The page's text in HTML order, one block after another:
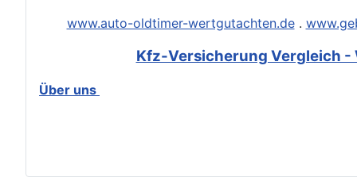
www.auto-oldtimer-wertgutachten.de.
Kfz-Versicherung Vergleich -
Über uns